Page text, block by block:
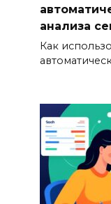
анализа
Как